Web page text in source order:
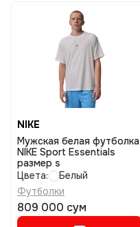
NIKE
Мужская белая футболка
NIKE Sport Essentials
размер s
Цвета:
Белый
Футболки
809 000 сум